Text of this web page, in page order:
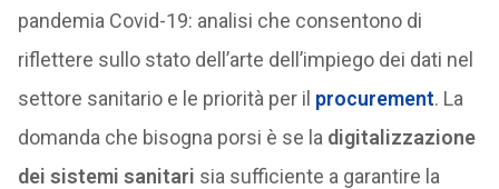
pandemia Covid-19: analisi che consentono di
riflettere sullo stato dell’arte dell’impiego dei dati nel
settore sanitario e le priorità per il procurement. La
domanda che bisogna porsi è se la digitalizzazione
dei sistemi sanitari sia sufficiente a garantire la